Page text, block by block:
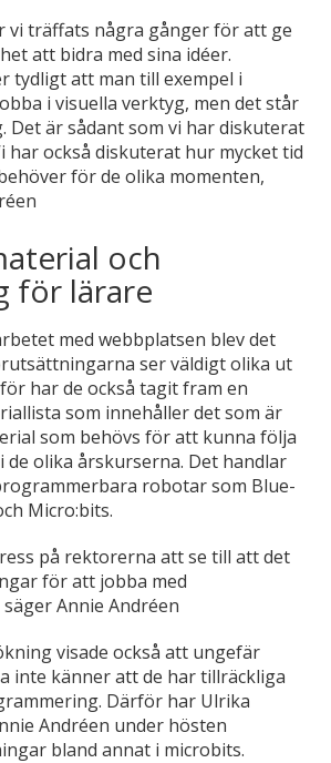
vi träffats några gånger för att ge
att bidra med sina idéer.
tydligt att man till exempel i
i visuella verktyg, men det står
Det är sådant som vi har diskuterat
har också diskuterat hur mycket tid
för de olika momenten,
och
för lärare
med webbplatsen blev det
ser väldigt olika ut
har de också tagit fram en
som innehåller det som är
som behövs för att kunna följa
de olika årskurserna. Det handlar
robotar som Blue-
Micro:bits.
på rektorerna att se till att det
för att jobba med
Annie Andréen
visade också att ungefär
inte känner att de har tillräckliga
Därför har Ulrika
Andréen under hösten
bland annat i microbits.